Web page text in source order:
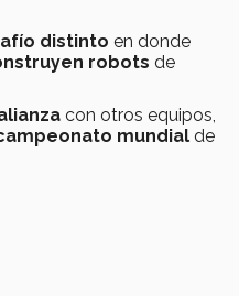
distinto en donde
robots de
con otros equipos,
mundial de